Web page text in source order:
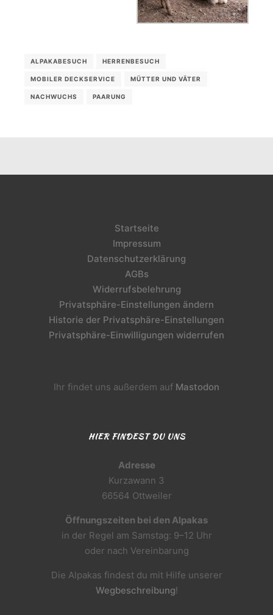
ALPAKABESUCH HERRENBESUCH
MOBILER DECKSERVICE MÜTTER UND VÄTER
NACHWUCHS PAARUNG
Startseite
Impressum
Datenschutzerklärung
AGBs
Widerrufsbelehrung
Privatsphäre-Einstellungen ändern
Historie der Privatsphäre-Einstellungen
Privatsphäre-Einwilligungen widerrufen
Ihr findet uns außerdem auf Mastodon
HIER FINDEST DU UNS
Adresse
Kurzawann 3
66564 Ottweiler
Öffnungszeiten bei den Alpakas
in der Regel am Samstag: 9–12 Uhr
oder nach Vereinbarung
Die Alpakas findest du mit Hilfe unserer
Wegbeschreibung!